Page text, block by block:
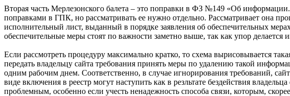
Вторая часть Мерлезонского балета – это поправки в ФЗ №149 «Об
поправками в ГПК, но рассматривать ее нужно отдельно. Рассматривает она
исполнительный лист, выданный в порядке заявления об обеспечительных
обеспечительные меры стоят по важности заметно выше, так как упор делается
Если рассмотреть процедуру максимально кратко, то схема вырисовывается
передать владельцу сайта требования принять меры по удалению такой
одним рабочим днем. Соответственно, в случае игнорирования требований,
виде включения в реестр могут наступить как в резльтате бездействия
проблемным, особенно если учесть ненадежность способа связи, которым,